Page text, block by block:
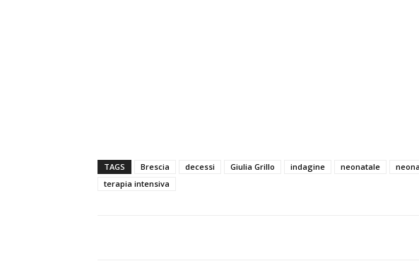
TAGS Brescia decessi Giulia Grillo indagine neonatale
terapia intensiva